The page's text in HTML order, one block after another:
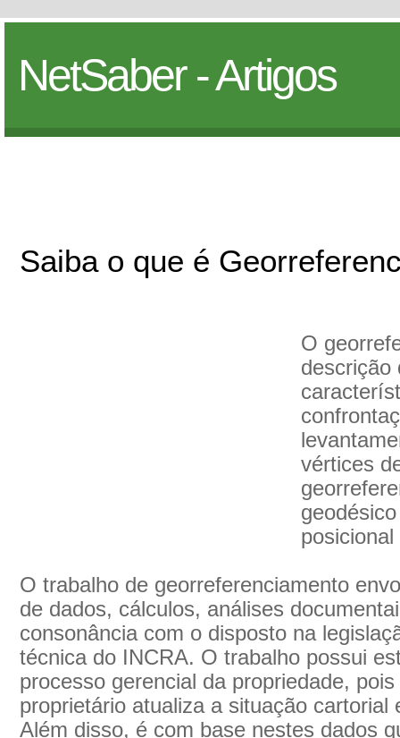
NetSaber - Artigos
Saiba o que é
O
descrição
vértices
O trabalho de georreferenciamento
de dados, cálculos, análises
consonância com o disposto na
técnica do INCRA. O trabalho possui
processo gerencial da propriedade,
proprietário atualiza a situação cartorial
Além disso, é com base nestes dados